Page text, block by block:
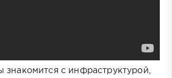
с инфраструктурой,